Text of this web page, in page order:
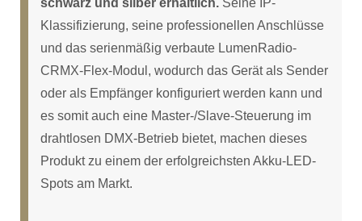
schwarz und silber erhältlich. Seine IP-
Klassifizierung, seine professionellen Anschlüsse
und das serienmäßig verbaute LumenRadio-
CRMX-Flex-Modul, wodurch das Gerät als Sender
oder als Empfänger konfiguriert werden kann und
es somit auch eine Master-/Slave-Steuerung im
drahtlosen DMX-Betrieb bietet, machen dieses
Produkt zu einem der erfolgreichsten Akku-LED-
Spots am Markt.